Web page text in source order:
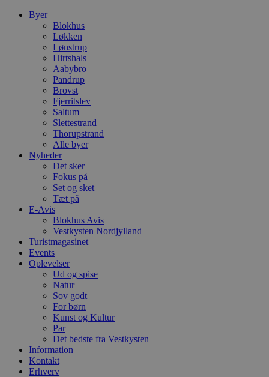
Byer
Blokhus
Løkken
Lønstrup
Hirtshals
Aabybro
Pandrup
Brovst
Fjerritslev
Saltum
Slettestrand
Thorupstrand
Alle byer
Nyheder
Det sker
Fokus på
Set og sket
Tæt på
E-Avis
Blokhus Avis
Vestkysten Nordjylland
Turistmagasinet
Events
Oplevelser
Ud og spise
Natur
Sov godt
For børn
Kunst og Kultur
Par
Det bedste fra Vestkysten
Information
Kontakt
Erhverv